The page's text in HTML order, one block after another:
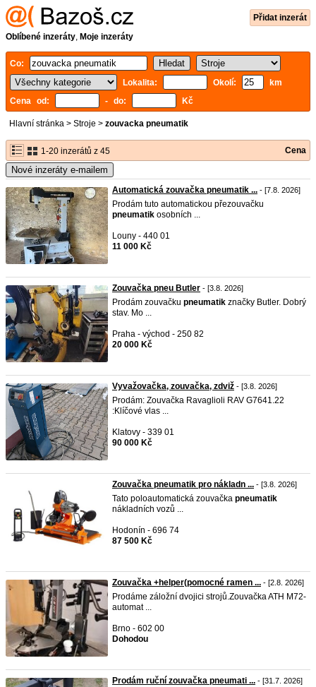
Přidat inzerát
Oblíbené inzeráty, Moje inzeráty
Co:
Lokalita:
Okolí:
km
Cena od:
- do: Kč
Hlavní stránka > Stroje > zouvacka pneumatik
1-20 inzerátů z 45 Cena
Nové inzeráty e-mailem
Automatická zouvačka pneumatik ... - [7.8. 2026]
Prodám tuto automatickou přezouvačku
pneumatik osobních ...
Louny - 440 01
11 000 Kč
Zouvačka pneu Butler - [3.8. 2026]
Prodám zouvačku pneumatik značky Butler. Dobrý
stav. Mo ...
Praha - východ - 250 82
20 000 Kč
Vyvažovačka, zouvačka, zdviž - [3.8. 2026]
Prodám: Zouvačka Ravaglioli RAV G7641.22
:Klíčové vlas ...
Klatovy - 339 01
90 000 Kč
Zouvačka pneumatik pro nákladn ... - [3.8. 2026]
Tato poloautomatická zouvačka pneumatik
nákladních vozů ...
Hodonín - 696 74
87 500 Kč
Zouvačka +helper(pomocné ramen ... - [2.8. 2026]
Prodáme záložní dvojici strojů.Zouvačka ATH M72-
automat ...
Brno - 602 00
Dohodou
Prodám ruční zouvačka pneumati ... - [31.7. 2026]